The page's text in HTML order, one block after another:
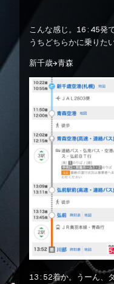
こんな感じ。16:45発
うちどちらかに乗りたい
新千歳→青森
13:52着か。うーん、